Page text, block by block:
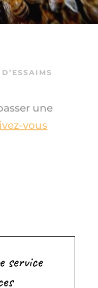
une
vous
service